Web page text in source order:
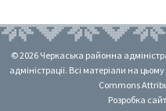
© 2026 Черкаська районна
адміністрації. Всі матеріали на
Commons
Розробка